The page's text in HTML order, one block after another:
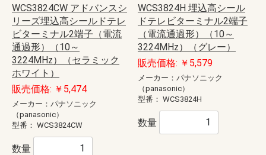
WCS3824CW アドバンスシ
リーズ埋込高シールドテレ
ビターミナル2端子（電流
通過形）（10～
3224MHz）（セラミック
ホワイト）
販売価格: ￥5,474
メーカー：パナソニック
（panasonic）
型番： WCS3824CW
数量
WCS3824H 埋込高シール
ドテレビターミナル2端子
（電流通過形）（10～
3224MHz）（グレー）
販売価格: ￥5,579
メーカー：パナソニック
（panasonic）
型番： WCS3824H
数量